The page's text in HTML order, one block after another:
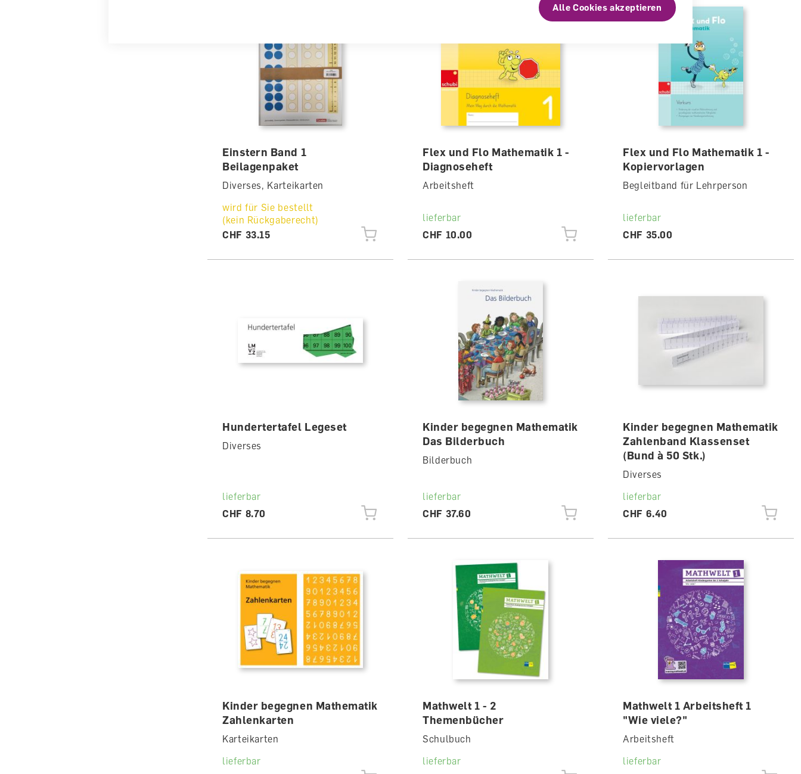
Einstern Band 1
Beilagenpaket
Diverses, Karteikarten
wird für Sie bestellt
(kein Rückgaberecht)
CHF 33.15
Flex und Flo Mathematik 1 -
Diagnoseheft
Arbeitsheft
lieferbar
CHF 10.00
Flex und Flo Mathematik 1 -
Kopiervorlagen
Begleitband für Lehrperson
lieferbar
CHF 35.00
Hundertertafel Legeset
Diverses
lieferbar
CHF 8.70
Kinder begegnen Mathematik
Das Bilderbuch
Bilderbuch
lieferbar
CHF 37.60
Kinder begegnen Mathematik
Zahlenband Klassenset
(Bund à 50 Stk.)
Diverses
lieferbar
CHF 6.40
Kinder begegnen Mathematik
Zahlenkarten
Karteikarten
lieferbar
Mathwelt 1 - 2
Themenbücher
Schulbuch
lieferbar
Mathwelt 1 Arbeitsheft 1
"Wie viele?"
Arbeitsheft
lieferbar
Alle Cookies akzeptieren